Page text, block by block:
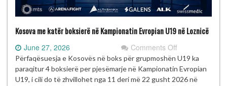
Kosova me katër boksierë në Kampionatin Evropian U19 në Loznicë
June 27, 2026 Comments Offon
Kosova
me
katër
Përfaqësuesja e Kosovës në boks për grupmoshën U19 ka
paraqitur 4 boksierë per pjesëmarje në Kampionatin Evropian
U19, i cili do të zhvillohet nga 11 deri më 22 gusht 2026 në